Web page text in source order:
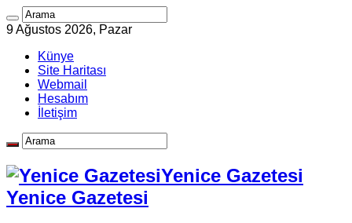
9 Ağustos 2026, Pazar
Künye
Site Haritası
Webmail
Hesabım
İletişim
Yenice Gazetesi
Yenice Gazetesi